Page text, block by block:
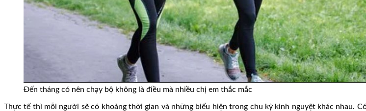
Đến tháng có nên chạy bộ không là điều mà nhiều chị em thắc mắc
Thực tế thì mỗi người sẽ có khoảng thời gian và những biểu hiện trong chu kỳ kinh nguyệt khác nhau.